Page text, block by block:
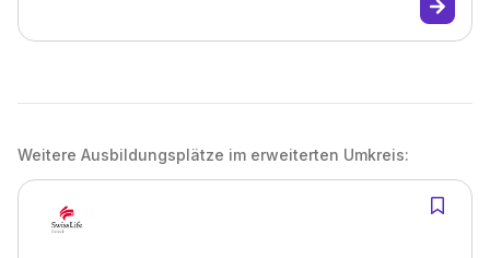
Weitere Ausbildungsplätze im erweiterten Umkreis: